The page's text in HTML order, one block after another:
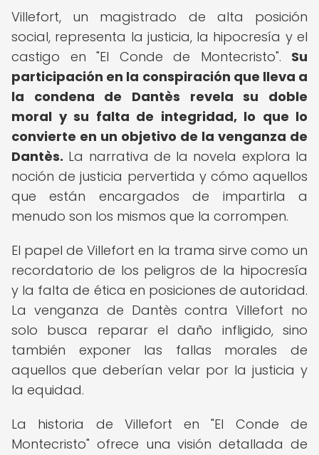
Villefort, un magistrado de alta posición
social, representa la justicia, la hipocresía y el
castigo en "El Conde de Montecristo". Su
participación en la conspiración que lleva a
la condena de Dantès revela su doble
moral y su falta de integridad, lo que lo
convierte en un objetivo de la venganza de
Dantès. La narrativa de la novela explora la
noción de justicia pervertida y cómo aquellos
que están encargados de impartirla a
menudo son los mismos que la corrompen.
El papel de Villefort en la trama sirve como un
recordatorio de los peligros de la hipocresía
y la falta de ética en posiciones de autoridad.
La venganza de Dantès contra Villefort no
solo busca reparar el daño infligido, sino
también exponer las fallas morales de
aquellos que deberían velar por la justicia y
la equidad.
La historia de Villefort en "El Conde de
Montecristo" ofrece una visión detallada de